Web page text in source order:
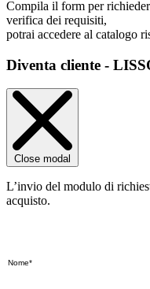
Compila il form per
verifica dei requisiti,
potrai accedere al catalogo
Diventa cliente -
Close modal
L’invio del modulo di
acquisto.